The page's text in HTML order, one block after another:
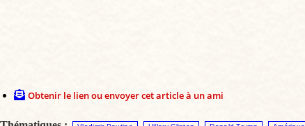
Obtenir le lien ou envoyer cet article à un ami